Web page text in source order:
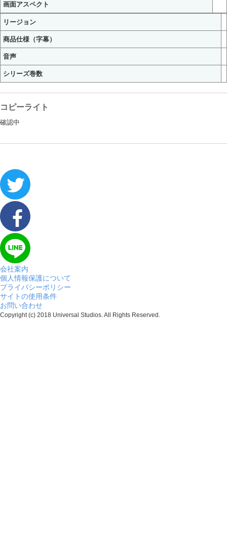
画面アスペクト
リージョン
商品仕様（字幕）
音声
シリーズ巻数
コピーライト
確認中
会社案内
個人情報保護について
プライバシーポリシー
サイトの使用条件
お問い合わせ
Copyright (c) 2018 Universal Studios. All Rights Reserved.